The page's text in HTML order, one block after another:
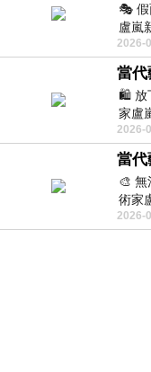
🎭 假
盧嵐
運用
2026-
🛍️ 放
家盧
材新
2026-
🎨 無
術家
中，
2026-